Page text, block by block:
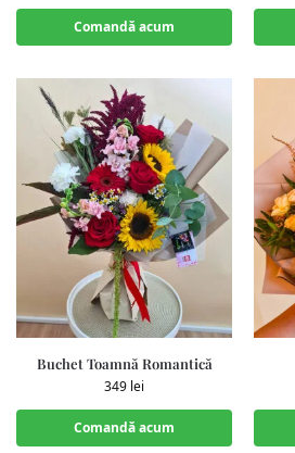
Comandă acum
Buchet Toamnă Romantică
349 lei
Comandă acum